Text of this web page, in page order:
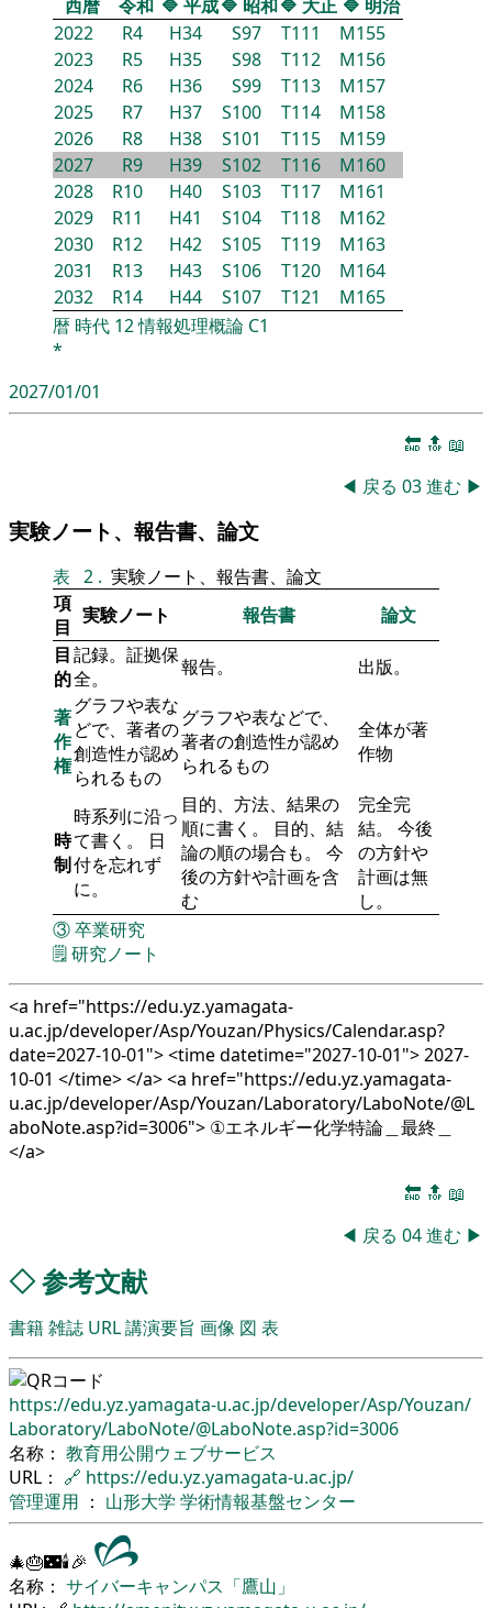
西暦
令和 🔷 平成🔷 昭和🔷 大正 🔷 明治
2022
R4 H34 S97 T111
M155
2023
R5 H35 S98 T112
M156
2024
R6 H36 S99 T113
M157
2025
R7 H37 S100 T114
M158
2026
R8 H38 S101 T115
M159
2027
R9 H39 S102 T116
M160
2028
R10 H40 S103 T117
M161
2029
R11 H41 S104 T118
M162
2030
R12 H42 S105 T119
M163
2031
R13 H43 S106 T120
M164
2032
R14 H44 S107 T121
M165
暦 時代 12情報処理概論 C1
*
2027/01/01
🔚 🔝 📖
◀ 戻る 03進む ▶
実験ノート、報告書、論文
表 2 . 実験ノート、報告書、論文
項
目 実験ノート 報告書
論文
目
的
記録。証拠保
全。
報告。 出版。
著
作
権
グラフや表な
どで、著者の
創造性が認め
られるもの
グラフや表などで、
著者の創造性が認め
られるもの
全体が著
作物
時
制
時系列に沿っ
て書く。 日
付を忘れず
に。
目的、方法、結果の
順に書く。 目的、結
論の順の場合も。 今
後の方針や計画を含
む
完全完
結。 今後
の方針や
計画は無
し。
③卒業研究
🗒️研究ノート
<a href="https://edu.yz.yamagata-
u.ac.jp/developer/Asp/Youzan/Physics/Calendar.asp?
date=2027-10-01"> <time datetime="2027-10-01"> 2027-
10-01 </time> </a> <a href="https://edu.yz.yamagata-
u.ac.jp/developer/Asp/Youzan/Laboratory/LaboNote/@L
aboNote.asp?id=3006"> ①エネルギー化学特論＿最終＿
</a>
🔚 🔝 📖
◀ 戻る 04進む ▶
◇参考文献
書籍雑誌 URL講演要旨 画像 図 表
https://edu.yz.yamagata-u.ac.jp/developer/Asp/Youzan/
Laboratory/LaboNote/@LaboNote.asp?id=3006
名称： 教育用公開ウェブサービス
URL： 🔗 https://edu.yz.yamagata-u.ac.jp/
管理運用 ： 山形大学 学術情報基盤センター
🎄🎂🌃🕯🎉
名称： サイバーキャンパス「鷹山」